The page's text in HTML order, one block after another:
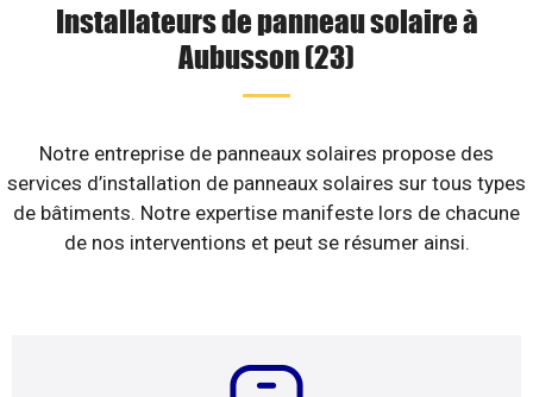
Installateurs de panneau solaire à
Aubusson (23)
Notre entreprise de panneaux solaires propose des
services d’installation de panneaux solaires sur tous types
de bâtiments. Notre expertise manifeste lors de chacune
de nos interventions et peut se résumer ainsi.